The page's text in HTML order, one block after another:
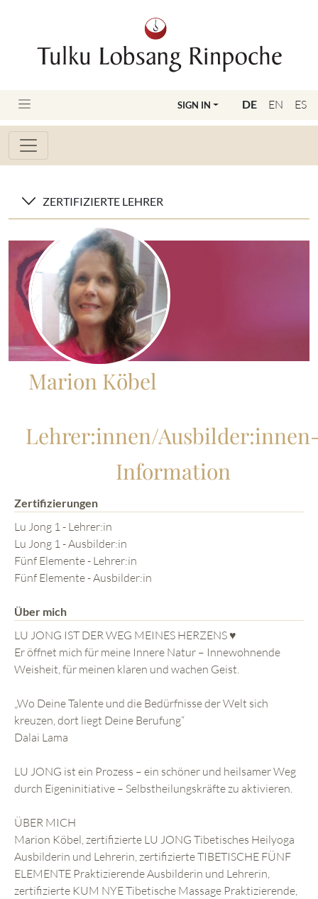
DE EN ES
SIGN IN
ZERTIFIZIERTE LEHRER
Marion Köbel
Lehrer:innen/
Information
Zertifizierungen
Lu Jong 1 - Lehrer:in
Lu Jong 1 - Ausbilder:in
Fünf Elemente - Lehrer:in
Fünf Elemente - Ausbilder:in
Über mich
LU JONG IST DER WEG MEINES HERZENS ♥️
Er öffnet mich für meine Innere Natur – Innewohnende
Weisheit, für meinen klaren und wachen Geist.
„Wo Deine Talente und die Bedürfnisse der Welt sich
kreuzen, dort liegt Deine Berufung“
Dalai Lama
LU JONG ist ein Prozess – ein schöner und heilsamer Weg
durch Eigeninitiative – Selbstheilungskräfte zu aktivieren.
ÜBER MICH
Marion Köbel, zertifizierte LU JONG Tibetisches Heilyoga
Ausbilderin und Lehrerin, zertifizierte TIBETISCHE FÜNF
ELEMENTE Praktizierende Ausbilderin und Lehrerin,
zertifizierte KUM NYE Tibetische Massage Praktizierende,